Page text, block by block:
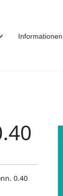
Informationen
0.40